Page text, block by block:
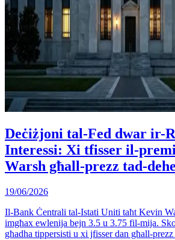
Deċiżjoni tal-Fed dwar ir-
Interessi: Xi tfisser il-
Warsh għall-prezz tad-
19/06/2026
Il-Bank Ċentrali tal-Istati Uniti taħt Kevin
imgħax ewlenija bejn 3.5 u 3.75 fil-mija.
għadha tippersisti u xi jfisser dan għall-prezz